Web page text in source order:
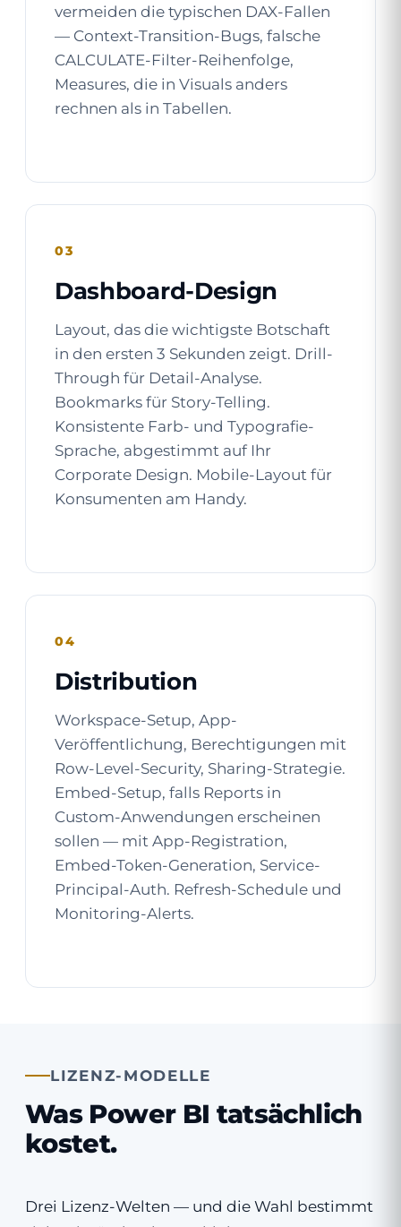
vermeiden die typischen DAX-Fallen
— Context-Transition-Bugs, falsche
CALCULATE-Filter-Reihenfolge,
Measures, die in Visuals anders
rechnen als in Tabellen.
03
Dashboard-Design
Layout, das die wichtigste Botschaft
in den ersten 3 Sekunden zeigt. Drill-
Through für Detail-Analyse.
Bookmarks für Story-Telling.
Konsistente Farb- und Typografie-
Sprache, abgestimmt auf Ihr
Corporate Design. Mobile-Layout für
Konsumenten am Handy.
04
Distribution
Workspace-Setup, App-
Veröffentlichung, Berechtigungen mit
Row-Level-Security, Sharing-Strategie.
Embed-Setup, falls Reports in
Custom-Anwendungen erscheinen
sollen — mit App-Registration,
Embed-Token-Generation, Service-
Principal-Auth. Refresh-Schedule und
Monitoring-Alerts.
LIZENZ-MODELLE
Was Power BI tatsächlich
kostet.
Drei Lizenz-Welten — und die Wahl bestimmt